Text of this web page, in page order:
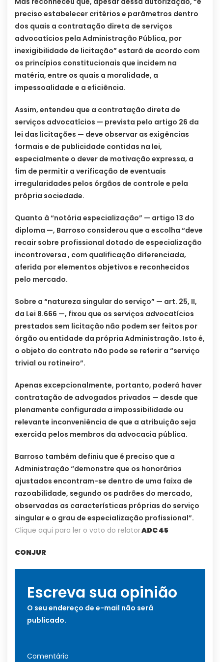
preciso estabelecer critérios e parâmetros dentro
dos quais a contratação direta de serviços
advocatícios pela Administração Pública, por
inexigibilidade de licitação” estará de acordo com
os princípios constitucionais que incidem na
matéria, entre os quais a moralidade, a
impessoalidade e a eficiência.
Assim, entendeu que a contratação direta de
serviços advocatícios — prevista pelo artigo 26 da
lei das licitações — deve observar as exigências
formais e de publicidade contidas na lei,
especialmente o dever de motivação expressa, a
fim de permitir a verificação de eventuais
irregularidades pelos órgãos de controle e pela
própria sociedade.
Quanto à “notória especialização” — artigo 13 do
diploma —, Barroso considerou que a escolha “deve
recair sobre profissional dotado de especialização
incontroversa , com qualificação diferenciada,
aferida por elementos objetivos e reconhecidos
pelo mercado.
Sobre a “natureza singular do serviço” — art. 25, II,
da Lei 8.666 —, fixou que os serviços advocatícios
prestados sem licitação não podem ser feitos por
órgão ou entidade da própria Administração. Isto é,
o objeto do contrato não pode se referir a “serviço
trivial ou rotineiro”.
Apenas excepcionalmente, portanto, poderá haver
contratação de advogados privados — desde que
plenamente configurada a impossibilidade ou
relevante inconveniência de que a atribuição seja
exercida pelos membros da advocacia pública.
Barroso também definiu que é preciso que a
Administração “demonstre que os honorários
ajustados encontram-se dentro de uma faixa de
razoabilidade, segundo os padrões do mercado,
observadas as características próprias do serviço
singular e o grau de especialização profissional”.
Clique aqui para ler o voto do relatorADC 45
CONJUR
Escreva sua opinião
O seu endereço de e-mail não será
publicado.
Comentário